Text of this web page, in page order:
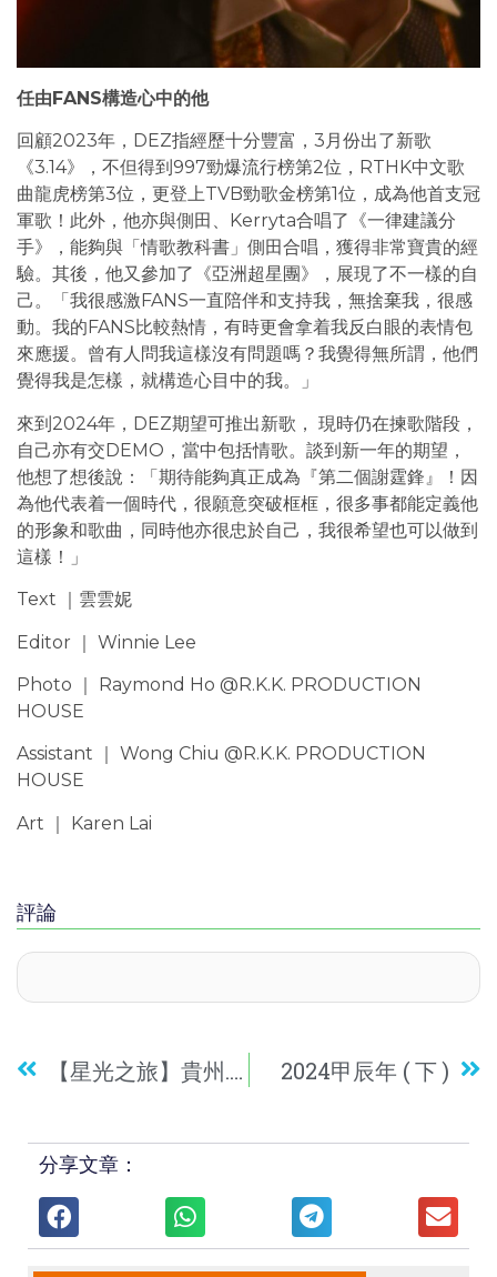
任由FANS構造心中的他
回顧2023年，DEZ指經歷十分豐富，3月份出了新歌
《3.14》，不但得到997勁爆流行榜第2位，RTHK中文歌
曲龍虎榜第3位，更登上TVB勁歌金榜第1位，成為他首支冠
軍歌！此外，他亦與側田、Kerryta合唱了《一律建議分
手》，能夠與「情歌教科書」側田合唱，獲得非常寶貴的經
驗。其後，他又參加了《亞洲超星團》，展現了不一樣的自
己。「我很感激FANS一直陪伴和支持我，無捨棄我，很感
動。我的FANS比較熱情，有時更會拿着我反白眼的表情包
來應援。曾有人問我這樣沒有問題嗎？我覺得無所謂，他們
覺得我是怎樣，就構造心目中的我。」
來到2024年，DEZ期望可推出新歌， 現時仍在揀歌階段，
自己亦有交DEMO，當中包括情歌。談到新一年的期望，
他想了想後說：「期待能夠真正成為『第二個謝霆鋒』！因
為他代表着一個時代，很願意突破框框，很多事都能定義他
的形象和歌曲，同時他亦很忠於自己，我很希望也可以做到
這樣！」
Text ｜雲雲妮
Editor ｜ Winnie Lee
Photo ｜ Raymond Ho @R.K.K. PRODUCTION
HOUSE
Assistant ｜ Wong Chiu @R.K.K. PRODUCTION
HOUSE
Art ｜ Karen Lai
評論
【星光之旅】貴州.香港雙高鐵5天純玩團 2024甲辰年 ( 下 )
分享文章：